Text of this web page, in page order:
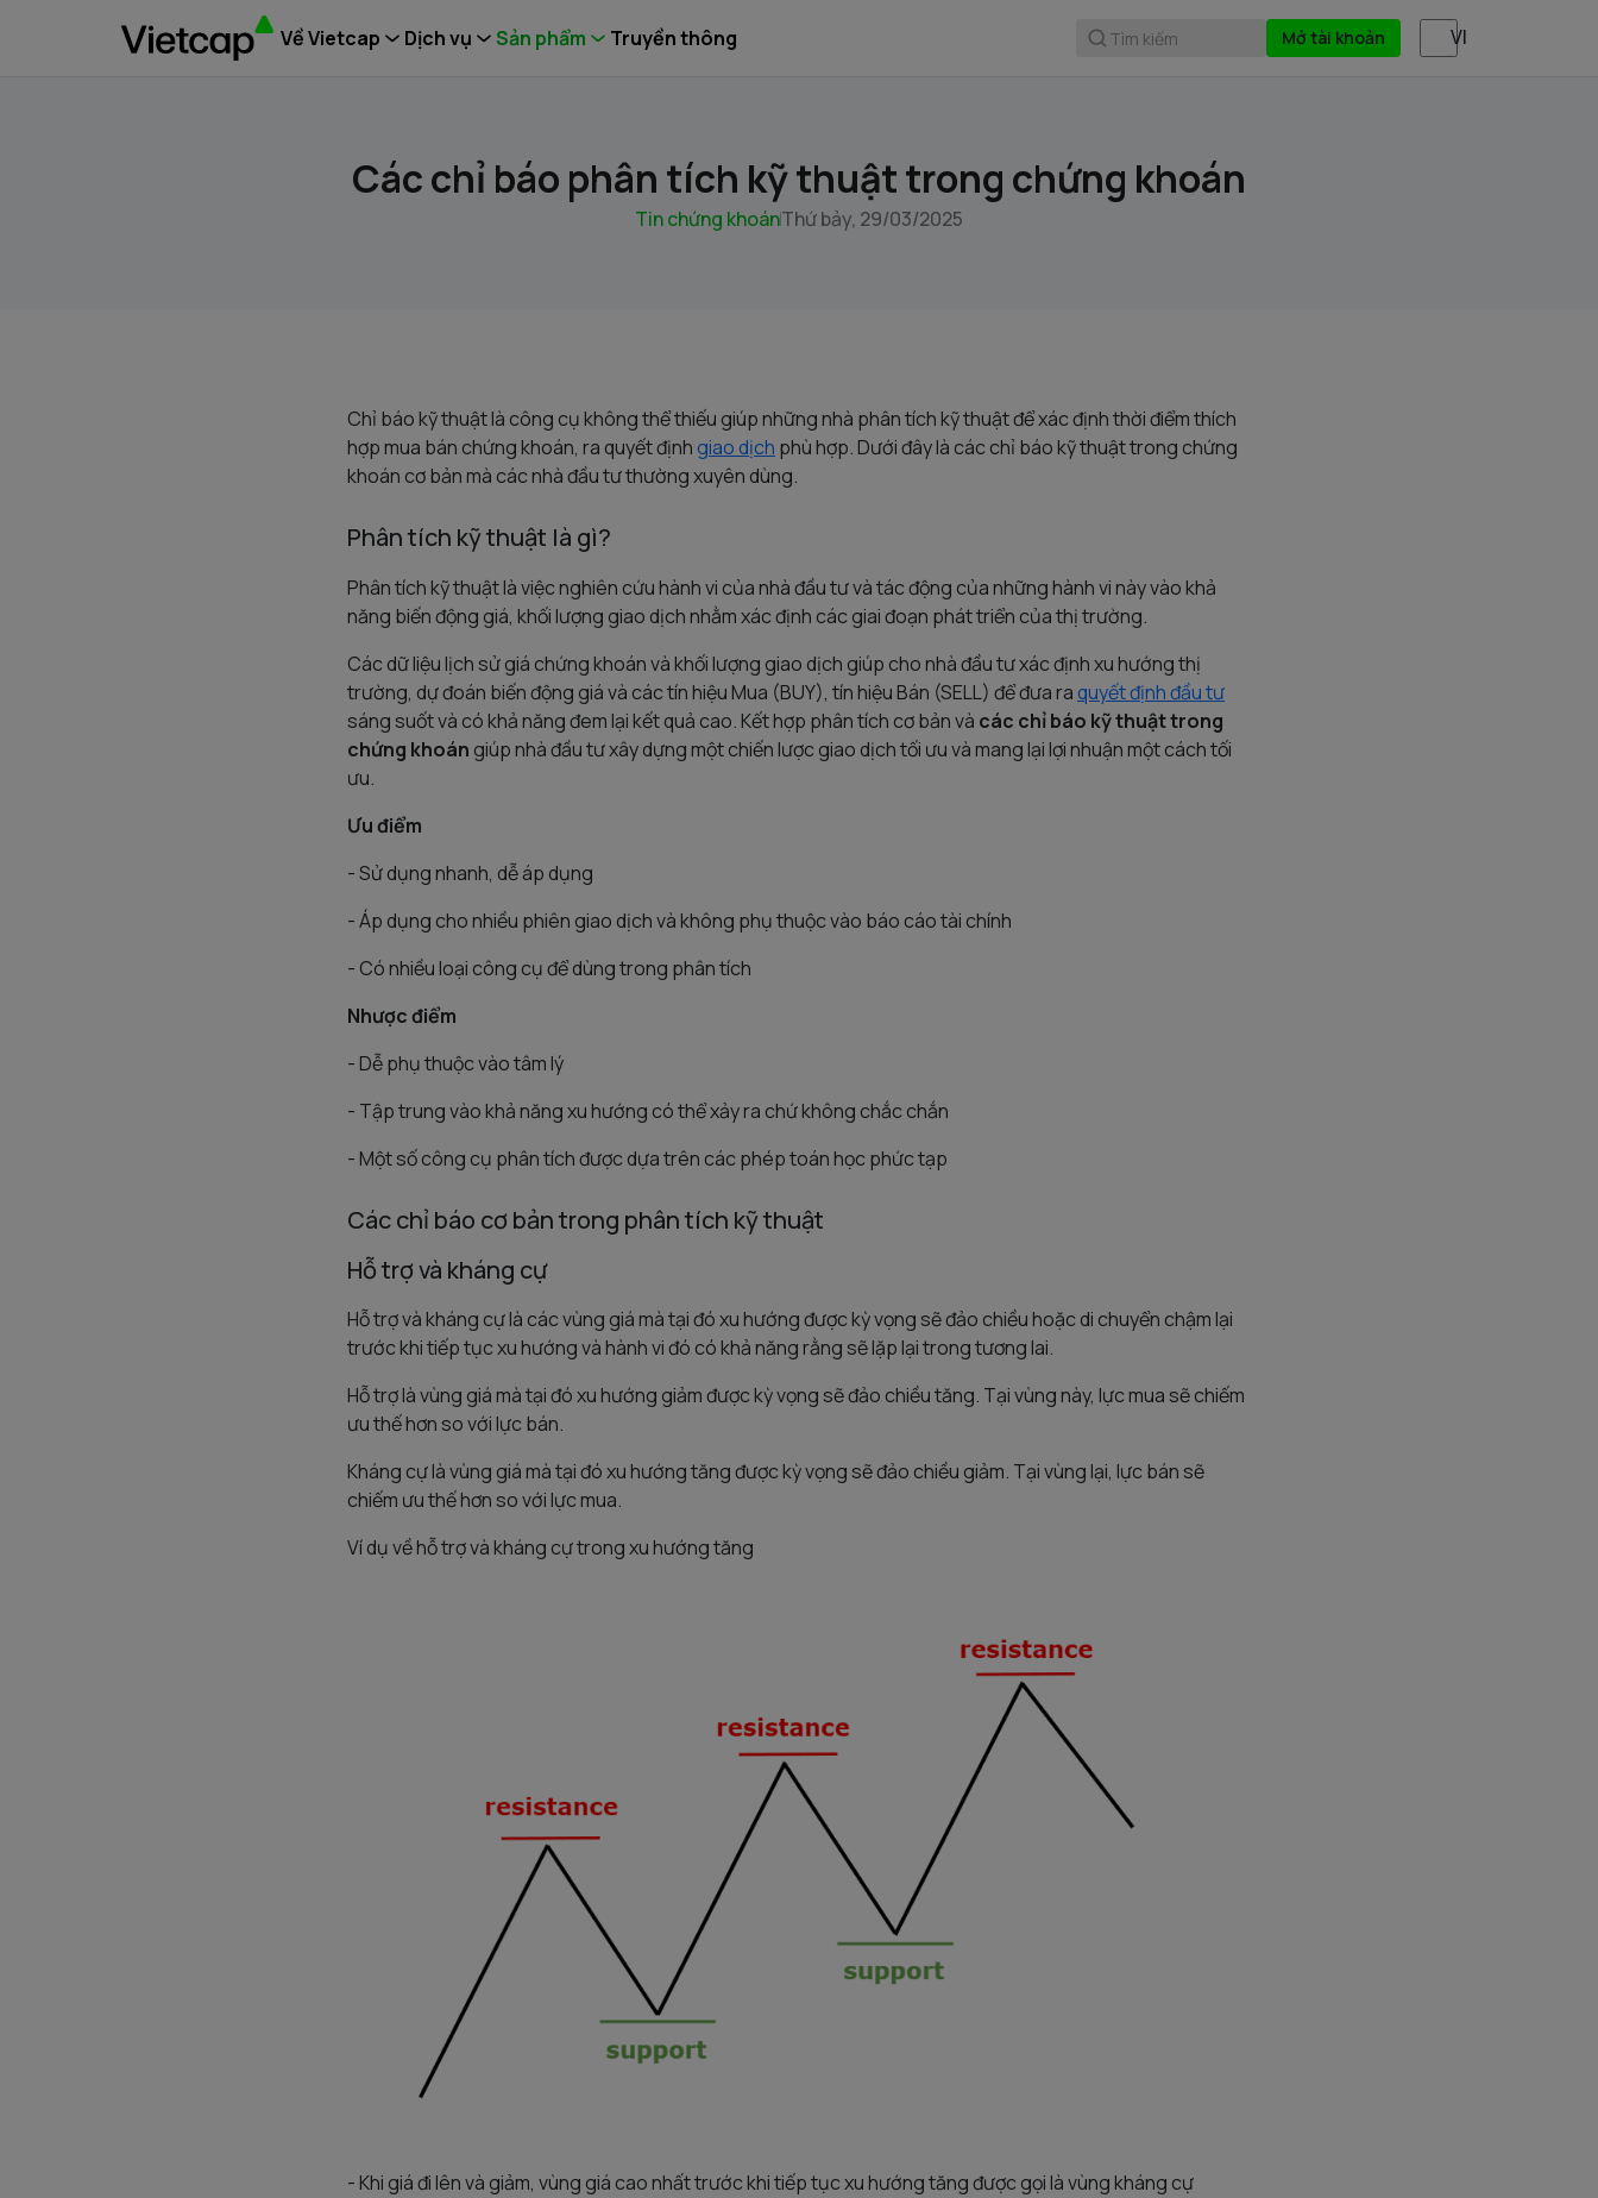
Về Vietcap Dịch vụ Sản phẩm Truyền thông Tìm kiếm Mở tài khoản
Các chỉ báo phân tích kỹ thuật trong chứng khoán
Tin chứng khoánThứ bảy, 29/03/2025
Chỉ báo kỹ thuật là công cụ không thể thiếu giúp những nhà phân tích kỹ thuật để xác định thời điểm thích
hợp mua bán chứng khoán, ra quyết định giao dịch phù hợp. Dưới đây là các chỉ báo kỹ thuật trong chứng
khoán cơ bản mà các nhà đầu tư thường xuyên dùng.
Phân tích kỹ thuật là gì?
Phân tích kỹ thuật là việc nghiên cứu hành vi của nhà đầu tư và tác động của những hành vi này vào khả
năng biến động giá, khối lượng giao dịch nhằm xác định các giai đoạn phát triển của thị trường.
Các dữ liệu lịch sử giá chứng khoán và khối lượng giao dịch giúp cho nhà đầu tư xác định xu hướng thị
trường, dự đoán biến động giá và các tín hiệu Mua (BUY), tín hiệu Bán (SELL) để đưa raquyết định đầu tư
sáng suốt và có khả năng đem lại kết quả cao. Kết hợp phân tích cơ bản và các chỉ báo kỹ thuật trong
chứng khoán giúp nhà đầu tư xây dựng một chiến lược giao dịch tối ưu và mang lại lợi nhuận một cách tối
ưu.
Ưu điểm
- Sử dụng nhanh, dễ áp dụng
- Áp dụng cho nhiều phiên giao dịch và không phụ thuộc vào báo cáo tài chính
- Có nhiều loại công cụ để dùng trong phân tích
Nhược điểm
- Dễ phụ thuộc vào tâm lý
- Tập trung vào khả năng xu hướng có thể xảy ra chứ không chắc chắn
- Một số công cụ phân tích được dựa trên các phép toán học phức tạp
Các chỉ báo cơ bản trong phân tích kỹ thuật
Hỗ trợ và kháng cự
Hỗ trợ và kháng cự là các vùng giá mà tại đó xu hướng được kỳ vọng sẽ đảo chiều hoặc di chuyển chậm lại
trước khi tiếp tục xu hướng và hành vi đó có khả năng rằng sẽ lặp lại trong tương lai.
Hỗ trợ là vùng giá mà tại đó xu hướng giảm được kỳ vọng sẽ đảo chiều tăng. Tại vùng này, lực mua sẽ chiếm
ưu thế hơn so với lực bán.
Kháng cự là vùng giá mà tại đó xu hướng tăng được kỳ vọng sẽ đảo chiều giảm. Tại vùng lại, lực bán sẽ
chiếm ưu thế hơn so với lực mua.
Ví dụ về hỗ trợ và kháng cự trong xu hướng tăng
- Khi giá đi lên và giảm, vùng giá cao nhất trước khi tiếp tục xu hướng tăng được gọi là vùng kháng cự